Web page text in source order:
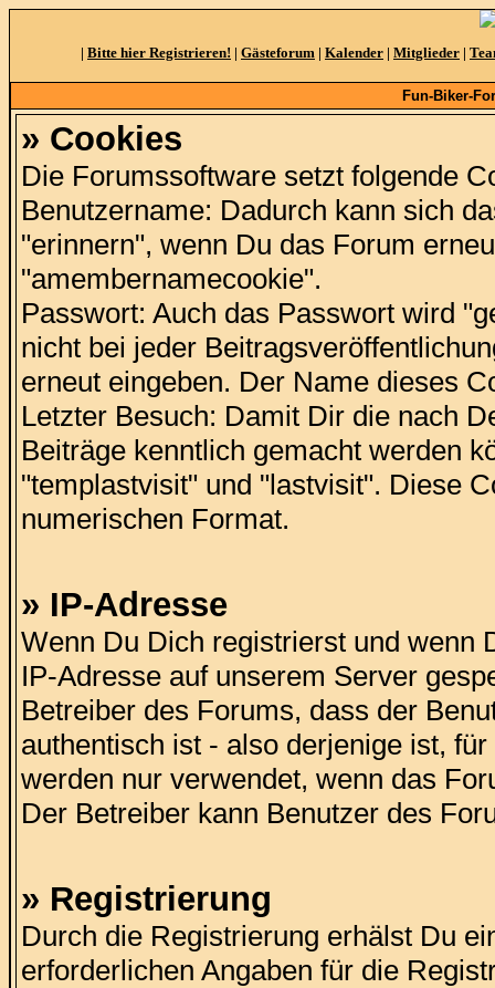
| Bitte hier Registrieren! | Gästeforum | Kalender | Mitglieder |
Fun-Biker-
» Cookies
Die Forumssoftware setzt folgende
Benutzername: Dadurch kann sich
"erinnern", wenn Du das Forum
"amembernamecookie".
Passwort: Auch das Passwort wird
nicht bei jeder
erneut eingeben. Der Name dieses
Letzter Besuch: Damit Dir die nach
Beiträge kenntlich gemacht werden
"templastvisit" und "lastvisit". Diese
numerischen Format.
» IP-Adresse
Wenn Du Dich registrierst und wenn
IP-Adresse auf unserem Server
Betreiber des Forums, dass der
authentisch ist - also derjenige ist,
werden nur verwendet, wenn das
Der Betreiber kann Benutzer des
» Registrierung
Durch die Registrierung erhälst Du
erforderlichen Angaben für die